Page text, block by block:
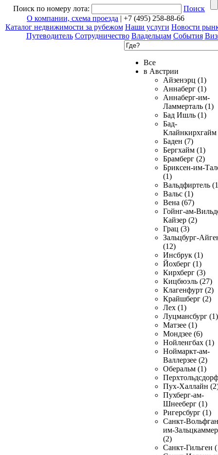
Поиск по номеру лота:
Поиск
О компании, схема проезда | +7 (495) 258-88-66
Каталог недвижимости за рубежом Наши услуги Новости
Путеводитель Сотрудничество Владельцам События
Все
в Австрии
Айзенэрц (1)
Аннаберг (1)
Аннаберг-им-
Ламмерталь (1)
Бад Ишль (1)
Бад-
Клайнкирхгайм
Баден (7)
Бергхайм (1)
Брамберг (2)
Бриксен-им-
(1)
Вальдфиртель
Вальс (1)
Вена (67)
Гойнг-ам-
Кайзер (2)
Грац (3)
Зальцбург-
(12)
Инсбрук (1)
Йохберг (1)
Кирхберг (3)
Кицбюэль (27)
Клагенфурт (2)
Крайшберг (2)
Лех (1)
Луцмансбург (1)
Матзее (1)
Мондзее (6)
Нойленгбах (1)
Ноймаркт-ам-
Валлерзее (2)
Оберальм (1)
Пух-Халлайн
Пухберг-ам-
Шнееберг (1)
Ригерсбург (1)
Санкт-
им-
(2)
Санкт-Гильген